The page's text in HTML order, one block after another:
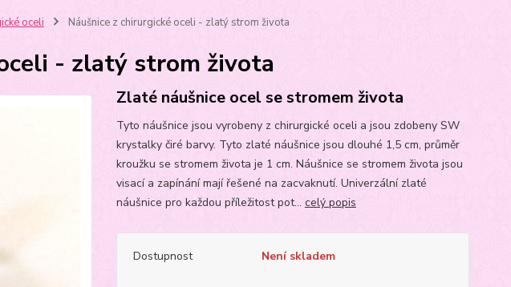
oceli Náušnice z chirurgické oceli - zlatý strom života
- zlatý strom života
Zlaté náušnice ocel se stromem života
Tyto náušnice jsou vyrobeny z chirurgické oceli a jsou zdobeny SW
krystalky čiré barvy. Tyto zlaté náušnice jsou dlouhé 1,5 cm, průměr
kroužku se stromem života je 1 cm. Náušnice se stromem života jsou
visací a zapínání mají řešené na zacvaknutí. Univerzální zlaté
náušnice pro každou příležitost pot... celý popis
Dostupnost Není skladem